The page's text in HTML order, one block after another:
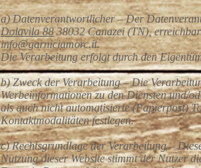
a) Datenverantwortlicher – Der
Dolavila 8838032 Canazei (TN),
info@garniciamorc.it.
Die Verarbeitung erfolgt durch den
b) Zweck der Verarbeitung – Die
Werbeinformationen zu den Diensten und/
als auch nicht automatisierte (Papierpost)
Kontaktmodalitäten festlegen.
c) Rechtsgrundlage der Verarbeitung –
Nutzung dieser Website stimmt der Nutzer